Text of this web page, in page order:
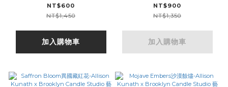
NT$600
NT$1,450
加入購物車
NT$900
NT$1,350
加入購物車